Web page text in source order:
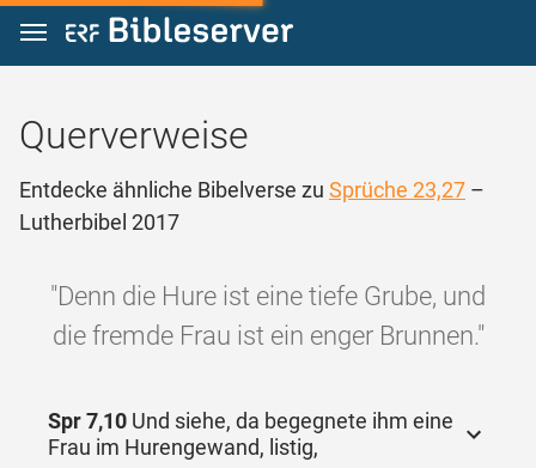
Zum Inhalt springen
Querverweise
Entdecke ähnliche Bibelverse zu Sprüche 23,27 –
Lutherbibel 2017
"Denn die Hure ist eine tiefe Grube, und
die fremde Frau ist ein enger Brunnen."
Spr 7,10 Und siehe, da begegnete ihm eine
Frau im Hurengewand, listig,